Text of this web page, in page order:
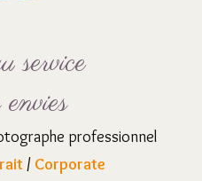
service
professionnel
/ Corporate